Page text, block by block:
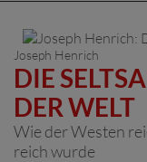
Joseph Henrich
DIE
DER WELT
Wie der Westen
reich wurde